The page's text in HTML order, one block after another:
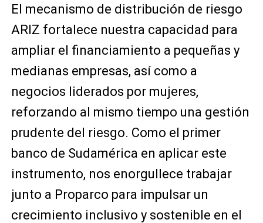
El mecanismo de distribución de riesgo
ARIZ fortalece nuestra capacidad para
ampliar el financiamiento a pequeñas y
medianas empresas, así como a
negocios liderados por mujeres,
reforzando al mismo tiempo una gestión
prudente del riesgo. Como el primer
banco de Sudamérica en aplicar este
instrumento, nos enorgullece trabajar
junto a Proparco para impulsar un
crecimiento inclusivo y sostenible en el